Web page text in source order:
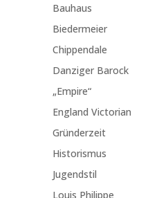
Bauhaus
Biedermeier
Chippendale
Danziger Barock
„Empire“
England Victorian
Gründerzeit
Historismus
Jugendstil
Louis Philippe